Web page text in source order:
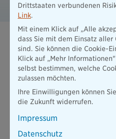
Darum ist eine
sinnvoll
In einer Zeit wachsender
unerlässlich, über eine solide
nachzudenken. Die gesetzliche
Ruhestand aufrechtzuerhalten.
Rentenversicherung ins Spiel –
Drittstaaten verbundenen
Link.
Mit einem Klick auf „Alle
dass Sie mit dem Einsatz aller
sind. Sie können die Cookie-
Klick auf „Mehr
selbst bestimmen, welche
zulassen möchten.
Ihre Einwilligungen können
die Zukunft widerrufen.
Impressum
Datenschutz